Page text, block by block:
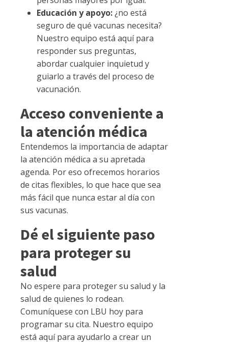
Educación y apoyo:¿no está
seguro de qué vacunas necesita?
Nuestro equipo está aquí para
responder sus preguntas,
abordar cualquier inquietud y
guiarlo a través del proceso de
vacunación.
Acceso conveniente a
la atención médica
Entendemos la importancia de adaptar
la atención médica a su apretada
agenda. Por eso ofrecemos horarios
de citas flexibles, lo que hace que sea
más fácil que nunca estar al día con
sus vacunas.
Dé el siguiente paso
para proteger su
salud
No espere para proteger su salud y la
salud de quienes lo rodean.
Comuníquese con LBU hoy para
programar su cita. Nuestro equipo
está aquí para ayudarlo a crear un